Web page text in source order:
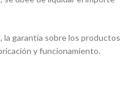
la garantía sobre los productos
y funcionamiento.